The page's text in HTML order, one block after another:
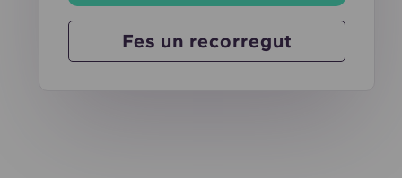
Fes un recorregut